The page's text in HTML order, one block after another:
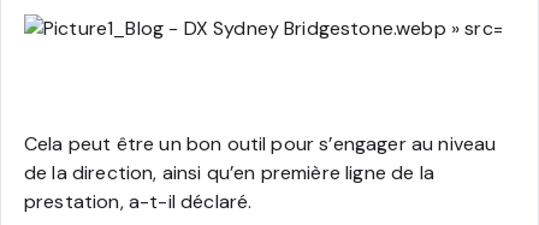
Cela peut être un bon outil pour s’engager au niveau
de la direction, ainsi qu’en première ligne de la
prestation, a-t-il déclaré.